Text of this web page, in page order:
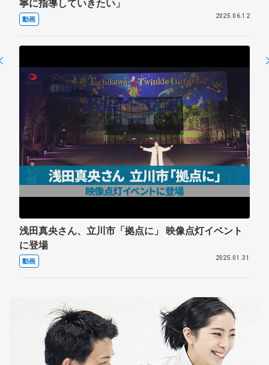
動画 2025.06.12
浅田真央さん、立川市「拠点に」 映像点灯イベント
に登場
動画 2025.01.31